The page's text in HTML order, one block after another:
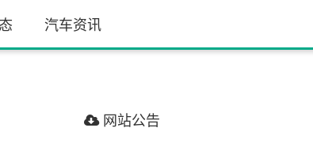
汽车资讯
网站公告